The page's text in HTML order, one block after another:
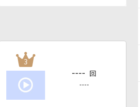
3
---- 回
----